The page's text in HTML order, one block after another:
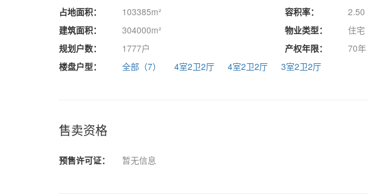
占地面积：
103385m² 容积率：
2.50
建筑面积：
304000m² 物业类型：
住宅
规划户数：
1777户 产权年限：
70年
楼盘户型：
全部（7） 4室2卫2厅 4室2卫2厅 3室2卫2厅
售卖资格
预售许可证： 暂无信息